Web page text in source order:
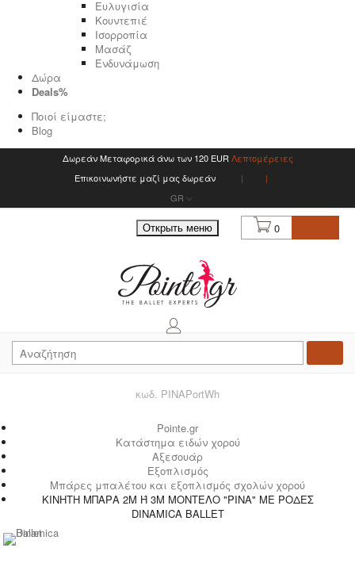
Ευλυγισία
Κουντεπιέ
Ισορροπία
Μασάζ
Ενδυνάμωση
Δώρα
Deals%
Ποιοί είμαστε;
Blog
Δωρεάν Μεταφορικά άνω των 120 EUR Λεπτομέρειες
Επικοινωνήστε μαζί μας δωρεάν
GR
Открыть меню 0
κωδ. PINAPortWh
Pointe.gr
Κατάστημα ειδών χορού
Αξεσουάρ
Εξοπλισμός
Μπάρες μπαλέτου και εξοπλισμός σχολών χορού
ΚΙΝΗΤΗ ΜΠΑΡΑ 2Μ Ή 3Μ ΜΟΝΤΕΛΟ "PINA" ΜΕ ΡΟΔΕΣ
DINAMICA BALLET